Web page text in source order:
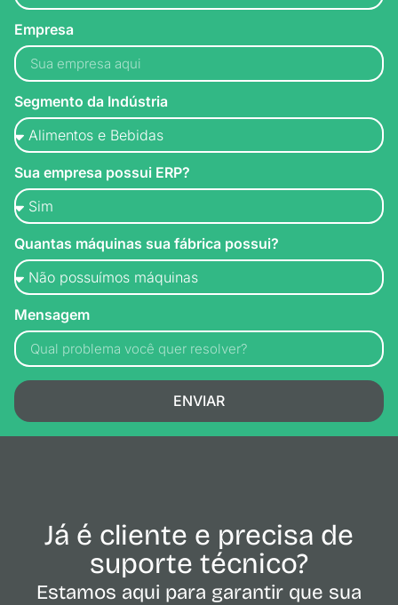
Empresa
Segmento da Indústria
Sua empresa possui ERP?
Quantas máquinas sua fábrica possui?
Mensagem
ENVIAR
Já é cliente e precisa de
suporte técnico?
Estamos aqui para garantir que sua